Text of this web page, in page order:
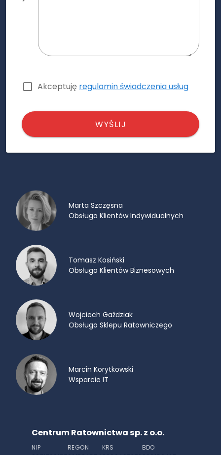
Akceptuję regulamin świadczenia usług
WYŚLIJ
Marta Szczęsna
Obsługa Klientów Indywidualnych
Tomasz Kosiński
Obsługa Klientów Biznesowych
Wojciech Gaździak
Obsługa Sklepu Ratowniczego
Marcin Korytkowski
Wsparcie IT
Centrum Ratownictwa sp. z o.o.
NIP
REGON
KRS
BDO